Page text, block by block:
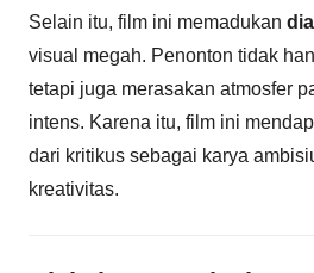
Selain itu, film ini memadukan
visual megah. Penonton tidak
tetapi juga merasakan atmosfer
intens. Karena itu, film ini
dari kritikus sebagai karya
kreativitas.